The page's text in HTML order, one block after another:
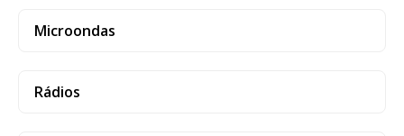
Microondas
Rádios